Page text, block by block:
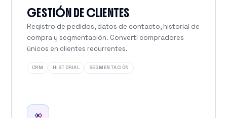
GESTIÓN DE CLIENTES
Registro de pedidos, datos de contacto, historial de
compra y segmentación. Convertí compradores
únicos en clientes recurrentes.
CRM HISTORIAL SEGMENTACIÓN